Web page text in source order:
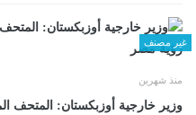
غير مصنف
منذ شهرين
وزير خارجية أوزبكستان: المتحف